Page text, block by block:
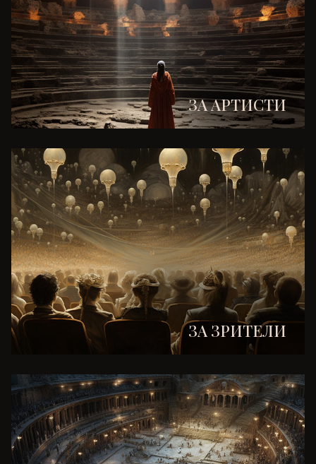
ЗА АРТИСТИ
ЗА ЗРИТЕЛИ